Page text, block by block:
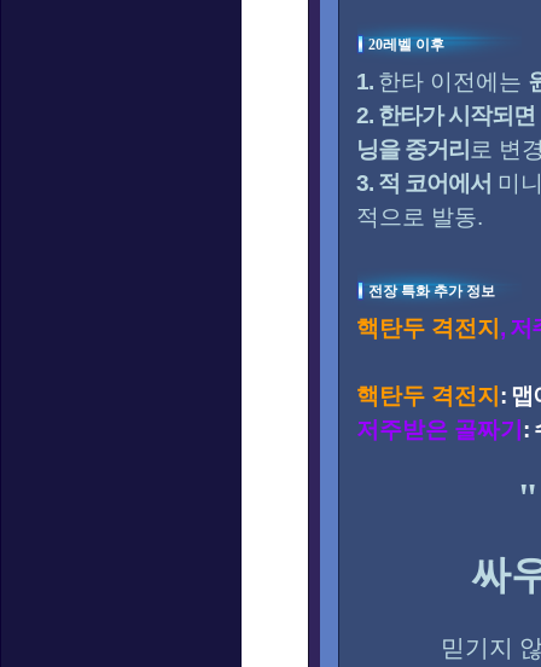
20레벨 이후
1. 한타 이전에는
2. 한타가 시작되면
닝을 중거리 로 변
3. 적 코어에서 미
적으로 발동.
전장 특화 추가 정보
핵탄두 격전지 , 저
핵탄두 격전지 : 맵
저주받은 골짜기 :
"
싸
믿기지